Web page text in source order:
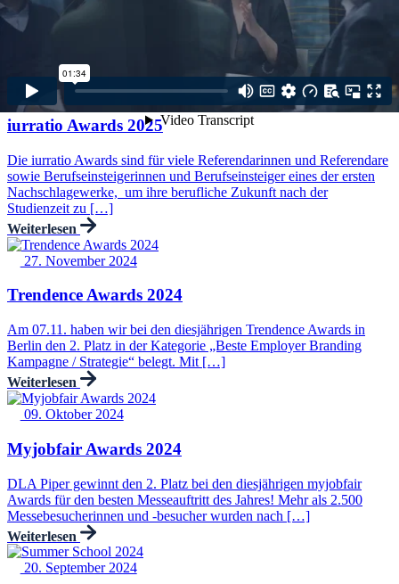
Spannender Start in die Moot Court Saison – bereits vier
Universitätsteams waren bei uns zu Gast Der Startschuss fiel im
29. November 2024
iurratio Awards 2025
Die iurratio Awards sind für viele Referendarinnen und Referendare
sowie Berufseinsteigerinnen und Berufseinsteiger eines der ersten
Nachschlagewerke, um ihre berufliche Zukunft nach der
Studienzeit zu […]
Weiterlesen
27. November 2024
Trendence Awards 2024
Am 07.11. haben wir bei den diesjährigen Trendence Awards in
Berlin den 2. Platz in der Kategorie „Beste Employer Branding
Kampagne / Strategie“ belegt. Mit […]
Weiterlesen
09. Oktober 2024
Myjobfair Awards 2024
DLA Piper gewinnt den 2. Platz bei den diesjährigen myjobfair
Awards für den besten Messeauftritt des Jahres! Mehr als 2.500
Messebesucherinnen und -besucher wurden nach […]
Weiterlesen
20. September 2024